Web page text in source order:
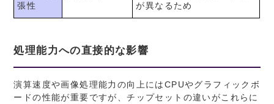
張性
が異なるため
処理能力への直接的な影響
演算速度や画像処理能力の向上にはCPUやグラフィックボ
ードの性能が重要ですが、チップセットの違いがこれらに